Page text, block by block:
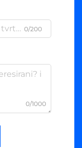
0/200
0/1000